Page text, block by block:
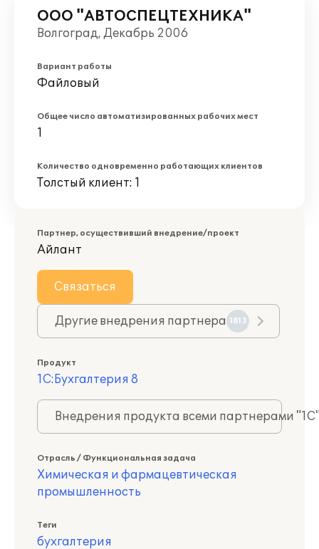
ООО "АВТОСПЕЦТЕХНИКА"
Волгоград, Декабрь 2006
Вариант работы
Файловый
Общее число автоматизированных рабочих мест
1
Количество одновременно работающих клиентов
Толстый клиент: 1
Партнер, осуществивший внедрение/проект
Айлант
Связаться
Другие внедрения партнера 1813
Продукт
1С:Бухгалтерия 8
Внедрения продукта всеми партнерами
Отрасль / Функциональная задача
Химическая и фармацевтическая
промышленность
Теги
бухгалтерия